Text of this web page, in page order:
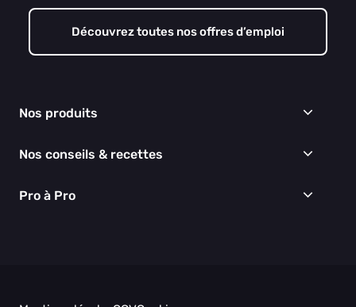
Découvrez toutes nos offres d’emploi
Nos produits
Épicerie
Boissons
Nos conseils & recettes
Recettes
Pro à Pro